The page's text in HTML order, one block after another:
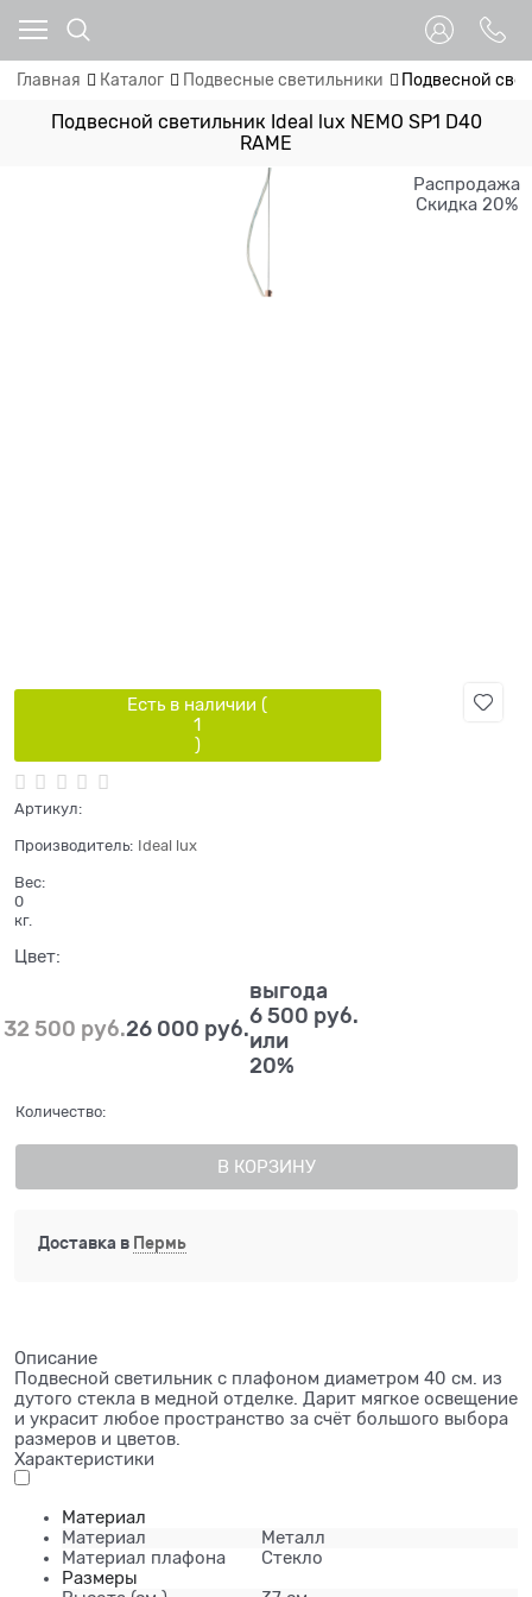
Главная Каталог Подвесные светильники Подвесной
Подвесной светильник Ideal lux NEMO SP1 D40
RAME
Распродажа
Скидка 20%
Есть в наличии (
1
)
Артикул:
Производитель: Ideal lux
Вес:
0
кг.
Цвет:
32 500 руб.26 000 руб.
выгода
6 500 руб.
или
20%
Количество:
В КОРЗИНУ
Доставка в Пермь
Описание
Подвесной светильник с плафоном диаметром 40 см. из
дутого стекла в медной отделке. Дарит мягкое освещение
и украсит любое пространство за счёт большого выбора
размеров и цветов.
Характеристики
Материал
Материал
Металл
Материал плафона
Стекло
Размеры